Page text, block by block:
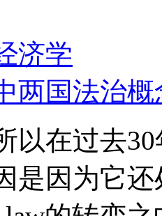
济学
国法治概
以在过去
是因为它